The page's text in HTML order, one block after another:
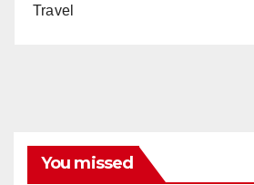
Travel
You missed